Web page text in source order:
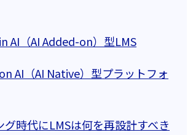
AI（AI Added-on）型LMS
AI（AI Native）型プラットフォ
グ時代にLMSは何を再設計すべき